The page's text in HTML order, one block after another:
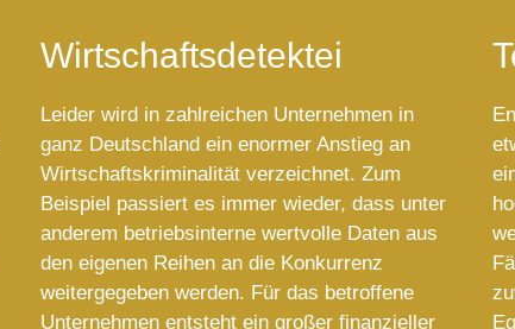
Wirtschaftsdetektei
Leider wird in zahlreichen Unternehmen in
ganz Deutschland ein enormer Anstieg an
Wirtschaftskriminalität verzeichnet. Zum
Beispiel passiert es immer wieder, dass unter
anderem betriebsinterne wertvolle Daten aus
den eigenen Reihen an die Konkurrenz
weitergegeben werden. Für das betroffene
Unternehmen entsteht ein großer finanzieller